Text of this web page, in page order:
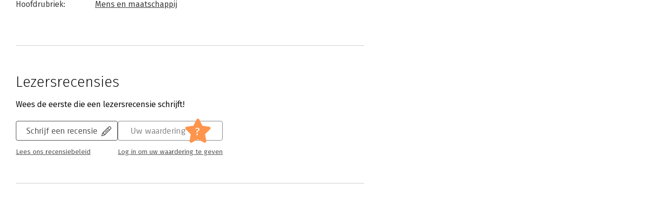
Hoofdrubriek: Mens en maatschappij
Lezersrecensies
Wees de eerste die een lezersrecensie schrijft!
Schrijf een recensie
Lees ons recensiebeleid
Uw waardering ?
Log in om uw waardering te geven